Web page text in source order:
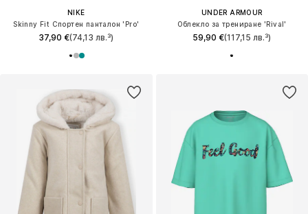
NIKE
Skinny Fit Спортен панталон 'Pro'
37,90 €(74,13 лв.³)
UNDER ARMOUR
Облекло за трениране 'Rival'
59,90 €(117,15 лв.³)